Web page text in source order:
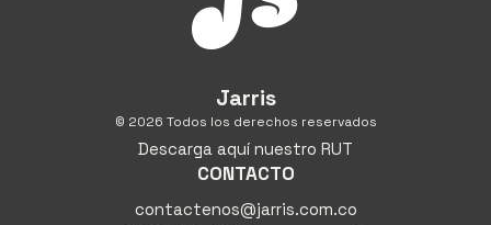
Jarris
© 2026 Todos los derechos reservados
Descarga aquí nuestro RUT
CONTACTO
contactenos@jarris.com.co